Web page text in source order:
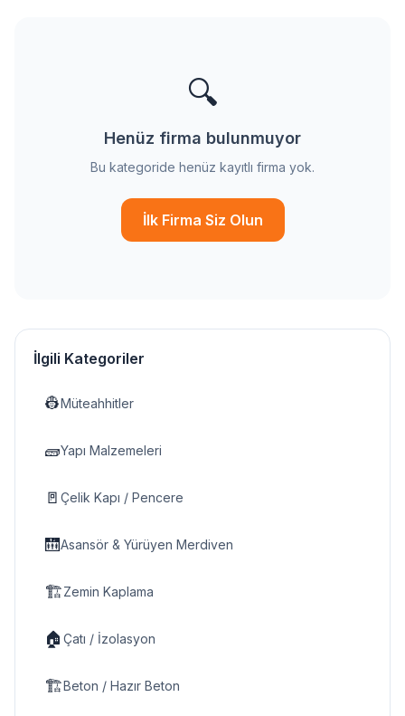
🔍
Henüz firma bulunmuyor
Bu kategoride henüz kayıtlı firma yok.
İlk Firma Siz Olun
İlgili Kategoriler
👷Müteahhitler
🧱Yapı Malzemeleri
🚪 Çelik Kapı / Pencere
🛗Asansör & Yürüyen Merdiven
🏗️Zemin Kaplama
🏠 Çatı / İzolasyon
🏗️Beton / Hazır Beton